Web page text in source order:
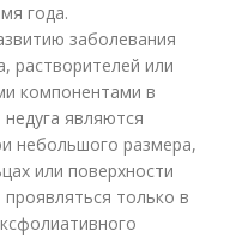
года.
заболевания
растворителей или
компонентами в
являются
небольшого размера,
или поверхности
только в